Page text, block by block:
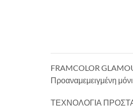
FRAMCOLOR
Προαναμεμειγμένη
ΤΕΧΝΟΛΟΓΙΑ